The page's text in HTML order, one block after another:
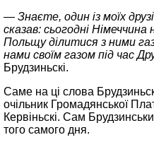
— Знаєте, один із моїх
сказав: сьогодні
Польщу ділитися з ними
нами своїм газом під час
Брудзиньскi.
Саме на ці слова
очільник Громадянської
Кервіньскі. Сам
того самого дня.